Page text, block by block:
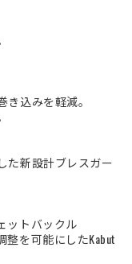
込みを軽減。
た新設計ブレスガー
ットバックル
を可能にしたKabut